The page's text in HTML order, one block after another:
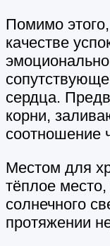
Помимо
качестве
сердца.
корни,
соотношение
Местом для
тёплое
солнечного
протяжении